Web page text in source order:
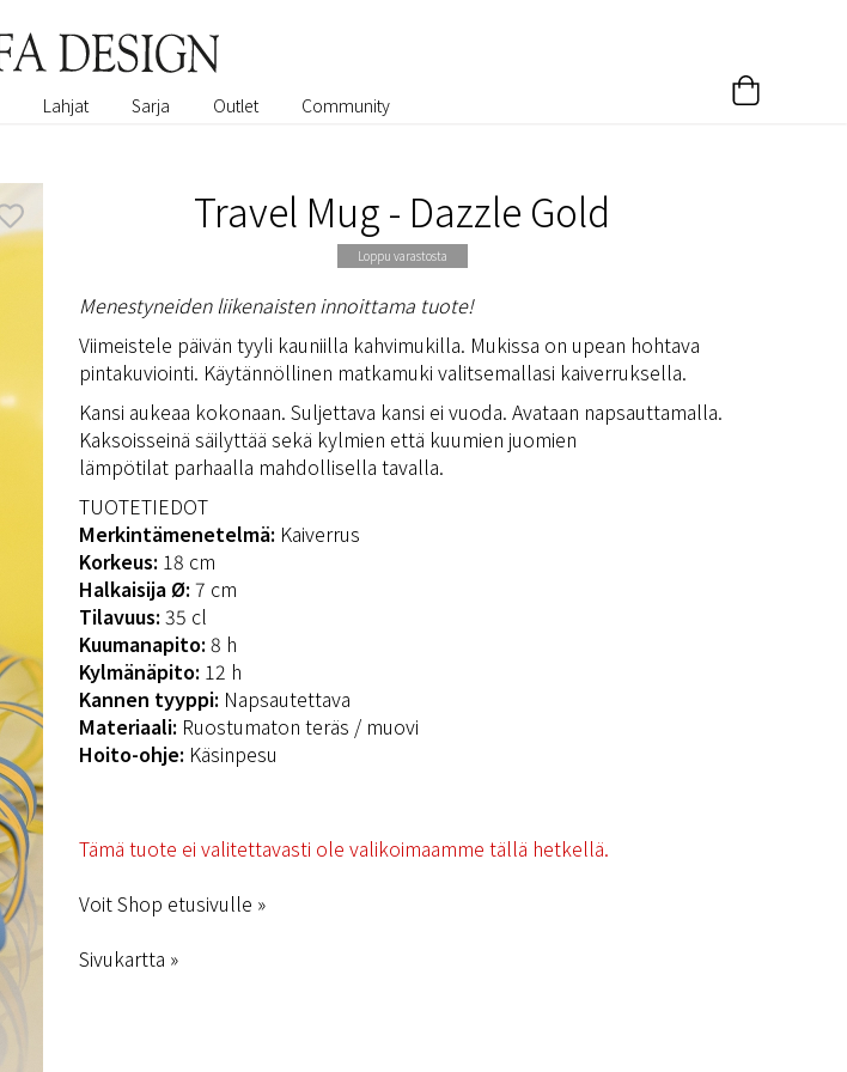
Lahjat Sarja Outlet Community
Travel Mug - Dazzle Gold
Loppu varastosta
Menestyneiden liikenaisten innoittama tuote!
Viimeistele päivän tyyli kauniilla kahvimukilla. Mukissa on upean hohtava
pintakuviointi. Käytännöllinen matkamuki valitsemallasi kaiverruksella.​
Kansi aukeaa kokonaan. Suljettava kansi ei vuoda. Avataan napsauttamalla.
Kaksoisseinä säilyttää sekä kylmien että kuumien juomien
lämpötilat parhaalla mahdollisella tavalla.
TUOTETIEDOT
Merkintämenetelmä: Kaiverrus
Korkeus: 18 cm
Halkaisija Ø:7 cm
Tilavuus:35 cl
Kuumanapito:8 h
Kylmänäpito: 12 h
Kannen tyyppi: Napsautettava
Materiaali: Ruostumaton teräs / muovi
Hoito-ohje: Käsinpesu
Tämä tuote ei valitettavasti ole valikoimaamme tällä hetkellä.
Voit Shop etusivulle »
Sivukartta »